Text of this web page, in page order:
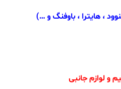
، هایترا ، باوفنگ و …)
و لوازم جانبی